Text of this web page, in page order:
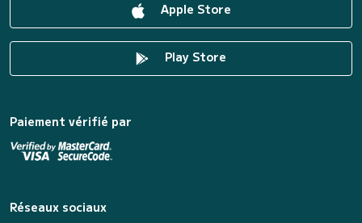
Apple Store
Play Store
Paiement vérifié par
Réseaux sociaux